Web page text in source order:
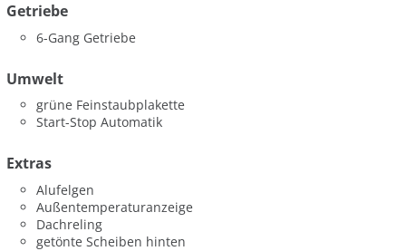
Getriebe
6-Gang Getriebe
Umwelt
grüne Feinstaubplakette
Start-Stop Automatik
Extras
Alufelgen
Außentemperaturanzeige
Dachreling
getönte Scheiben hinten